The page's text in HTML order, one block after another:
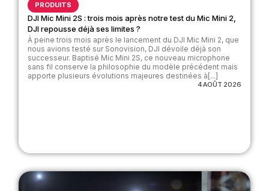
PRODUITS
DJI Mic Mini 2S : trois mois après notre test du Mic Mini 2,
DJI repousse déjà ses limites ?
À peine trois mois après le lancement du DJI Mic Mini 2, que
nous avions testé sur Sonovision, DJI dévoile déjà son
successeur. Baptisé Mic Mini 2S, ce nouveau microphone
sans fil conserve la philosophie du modèle précédent mais
apporte plusieurs évolutions majeures destinées à[...]
4 AOÛT 2026